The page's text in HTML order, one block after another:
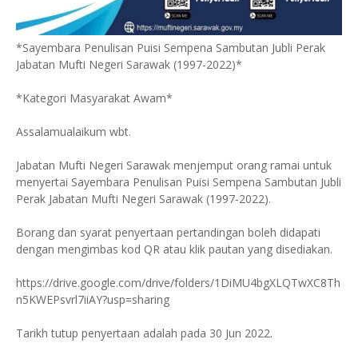
*Sayembara Penulisan Puisi Sempena Sambutan Jubli Perak
Jabatan Mufti Negeri Sarawak (1997-2022)*
*Kategori Masyarakat Awam*
Assalamualaikum wbt.
Jabatan Mufti Negeri Sarawak menjemput orang ramai untuk
menyertai Sayembara Penulisan Puisi Sempena Sambutan Jubli
Perak Jabatan Mufti Negeri Sarawak (1997-2022).
Borang dan syarat penyertaan pertandingan boleh didapati
dengan mengimbas kod QR atau klik pautan yang disediakan.
https://drive.google.com/drive/folders/1DiMU4bgXLQTwXC8Th
n5KWEPsvrl7iiAY?usp=sharing
Tarikh tutup penyertaan adalah pada 30 Jun 2022.